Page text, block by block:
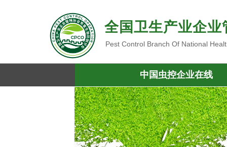
全国卫生产业企
Pest Control Branch Of National
中国虫控企业在线